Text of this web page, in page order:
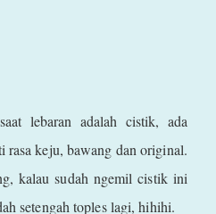
lebaran adalah cistik, ada
rasa keju, bawang dan original.
kalau sudah ngemil cistik ini
setengah toples lagi, hihihi.